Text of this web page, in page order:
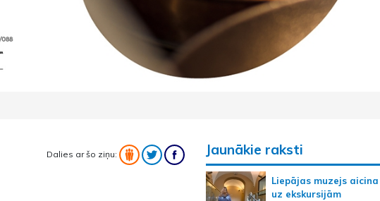
Dalies ar šo ziņu: Jaunākie raksti
Liepājas muzejs aicina
uz ekskursijām